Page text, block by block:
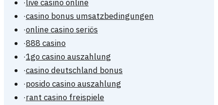
·live casino online
·casino bonus umsatzbedingungen
·online casino seriös
·888 casino
·1go casino auszahlung
·casino deutschland bonus
·posido casino auszahlung
·rant casino freispiele